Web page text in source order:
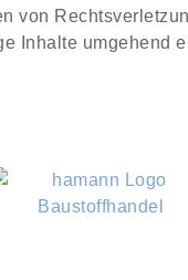
von
Inhalte umgehend